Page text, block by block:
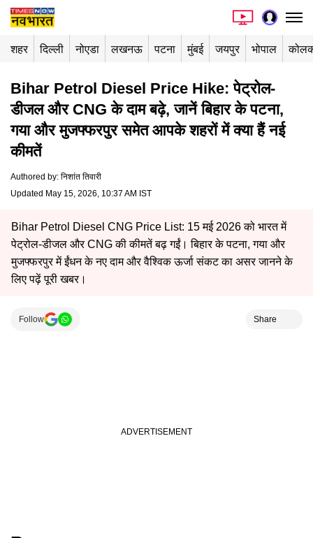
शहर दिल्ली नोएडा लखनऊ पटना मुंबई जयपुर भोपाल
Bihar Petrol Diesel Price Hike: पेट्रोल-
डीजल और CNG के दाम बढ़े, जानें बिहार के पटना,
गया और मुजफ्फरपुर समेत आपके शहरों में क्या हैं नई
कीमतें
Authored by: निशांत तिवारी
Updated May 15, 2026, 10:37 AM IST
Bihar Petrol Diesel CNG Price List: 15 मई 2026 को भारत में
पेट्रोल-डीजल और CNG की कीमतें बढ़ गईं। बिहार के पटना, गया और
मुजफ्फरपुर में ईंधन के नए दाम और वैश्विक ऊर्जा संकट का असर जानने के
लिए पढ़ें पूरी खबर।
Follow Share